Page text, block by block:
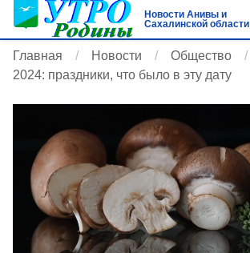
Новости Анивы и
Сахалинской области
Главная Новости Общество
2024: праздники, что было в эту дату